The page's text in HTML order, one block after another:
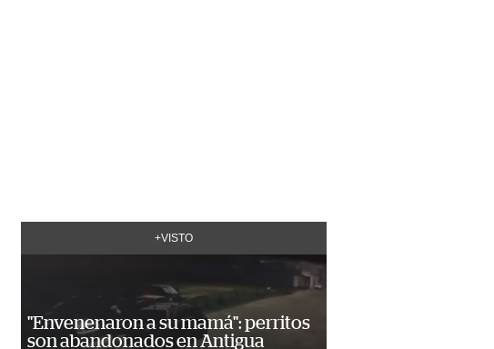
+VISTO
"Envenenaron a su mamá": perritos
son abandonados en Antigua